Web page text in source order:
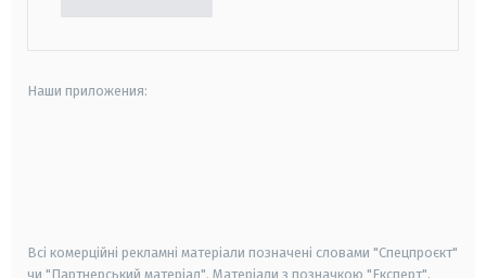
Наши приложения:
Всі комерційні рекламні матеріали позначені словами "Спецпроєкт"
чи "Партнерський матеріал". Матеріали з позначкою "Експерт",